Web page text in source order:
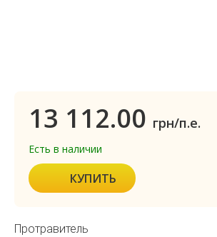
13 112.00 грн/п.е.
Есть в наличии
КУПИТЬ
Протравитель